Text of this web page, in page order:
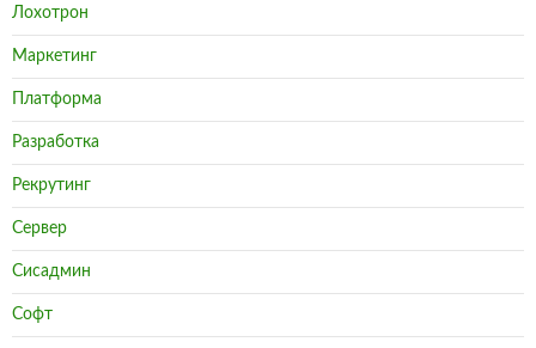
Лохотрон
Маркетинг
Платформа
Разработка
Рекрутинг
Сервер
Сисадмин
Софт